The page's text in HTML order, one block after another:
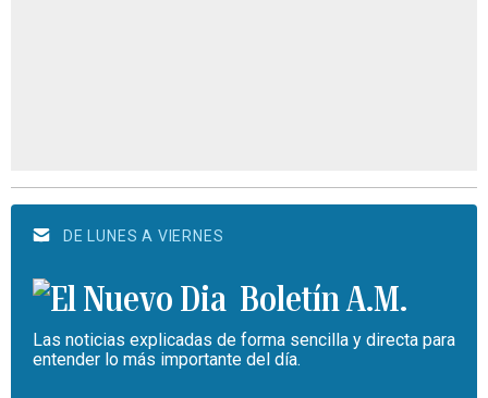
DE LUNES A VIERNES
Boletín A.M.
Las noticias explicadas de forma sencilla y directa para
entender lo más importante del día.